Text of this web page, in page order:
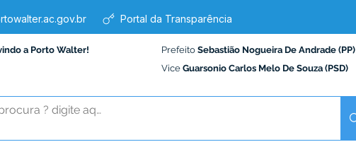
Portal da Transparência
a Porto Walter! Prefeito Sebastião Nogueira De Andrade (PP)
Vice Guarsonio Carlos Melo De Souza (PSD)